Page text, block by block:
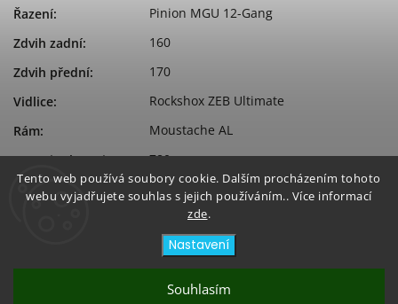
Tento web používá soubory cookie. Dalším procházením tohoto
webu vyjadřujete souhlas s jejich používáním.. Více informací
zde.
Nastavení
Souhlasím
Řazení:
Pinion MGU 12-Gang
Zdvih zadní:
160
Zdvih přední:
170
Vidlice:
Rockshox ZEB Ultimate
Rám:
Moustache AL
Kapacita baterie:
780
Typ motoru :
Pinion MGU (85-160 Nm, 600 W)